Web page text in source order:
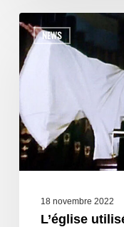
NEWS
18 novembre 2022
L’église